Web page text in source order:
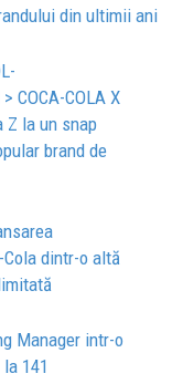
din ultimii ani
COCA-COLA X
Z la un snap
brand de
dintr-o altă
Manager intr-o
141